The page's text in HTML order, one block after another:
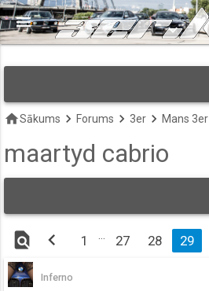
keyboard_arrow_down
menu
homeSākums keyboard_arrow_right Forums keyboard_arrow_right 3er keyboard_arrow_right Mans 3er
maartyd cabrio
find_in_page chevron_left 1 27 28 29
Inferno